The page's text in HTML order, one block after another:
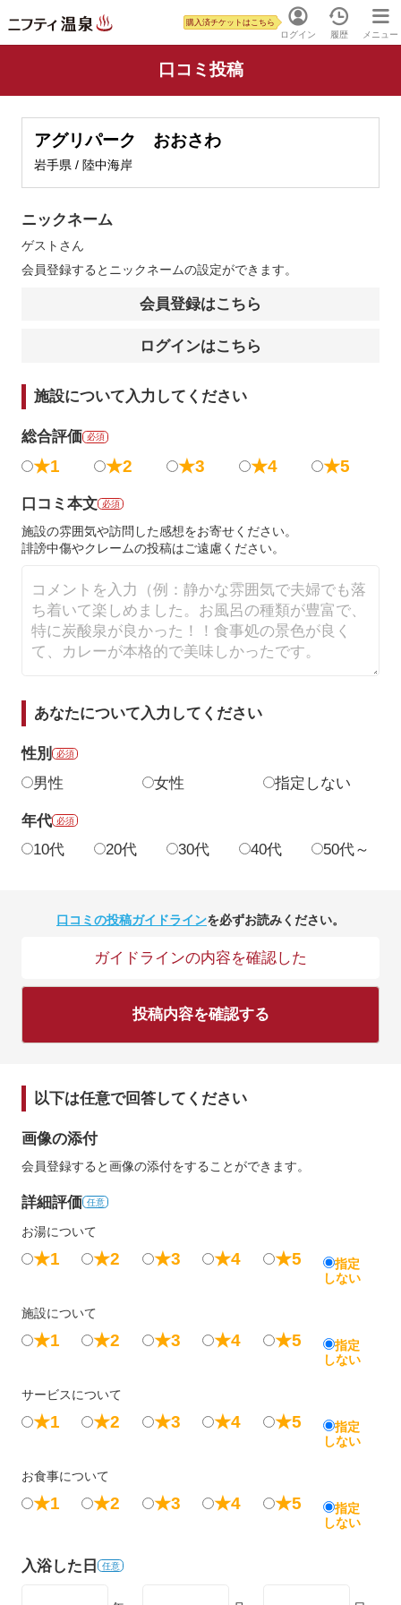
ログイン
購入済チケットはこちら
履歴 メニュー
口コミ投稿
アグリパーク おおさわ
岩手県 / 陸中海岸
ニックネーム
ゲスト さん
会員登録するとニックネームの設定ができます。
会員登録はこちら
ログインはこちら
施設について入力してください
総合評価 必須
★1 ★2 ★3 ★4 ★5
口コミ本文 必須
施設の雰囲気や訪問した感想をお寄せください。
誹謗中傷やクレームの投稿はご遠慮ください。
あなたについて入力してください
性別 必須
男性 女性 指定しない
年代 必須
10代 20代 30代 40代 50代～
口コミの投稿ガイドラインを必ずお読みください。
ガイドラインの内容を確認した
投稿内容を確認する
以下は任意で回答してください
画像の添付
会員登録すると画像の添付をすることができます。
詳細評価 任意
お湯について
★1 ★2 ★3 ★4 ★5
指定
しない
施設について
★1 ★2 ★3 ★4 ★5
指定
しない
サービスについて
★1 ★2 ★3 ★4 ★5
指定
しない
お食事について
★1 ★2 ★3 ★4 ★5
指定
しない
入浴した日 任意